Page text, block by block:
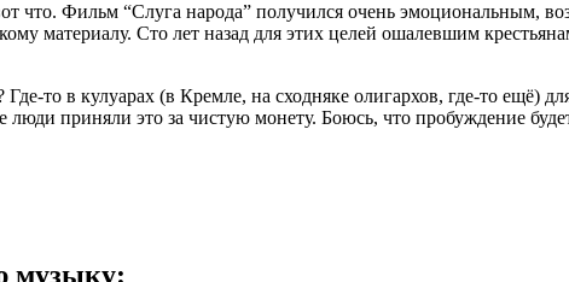
что. Фильм “Слуга народа” получился очень эмоциональным,
материалу. Сто лет назад для этих целей ошалевшим
то в кулуарах (в Кремле, на сходняке олигархов, где-то
приняли это за чистую монету. Боюсь, что пробуждение
музыку: